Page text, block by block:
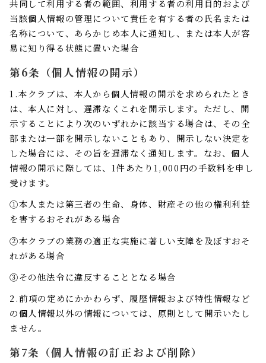
共同して利用する者の範囲、利用する者の利用目的および
当該個人情報の管理について責任を有する者の氏名または
名称について、あらかじめ本人に通知し、または本人が容
易に知り得る状態に置いた場合
第6条（個人情報の開示）
1.本クラブは、本人から個人情報の開示を求められたとき
は、本人に対し、遅滞なくこれを開示します。ただし、開
示することにより次のいずれかに該当する場合は、その全
部または一部を開示しないこともあり、開示しない決定を
した場合には、その旨を遅滞なく通知します。なお、個人
情報の開示に際しては、1件あたり1,000円の手数料を申し
受けます。
①本人または第三者の生命、身体、財産その他の権利利益
を害するおそれがある場合
②本クラブの業務の適正な実施に著しい支障を及ぼすおそ
れがある場合
③その他法令に違反することとなる場合
2.前項の定めにかかわらず、履歴情報および特性情報など
の個人情報以外の情報については、原則として開示いたし
ません。
第7条（個人情報の訂正および削除）